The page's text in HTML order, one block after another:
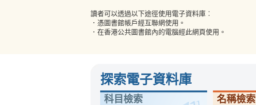
讀者可以透過以下途徑使用電子資料庫︰
．憑圖書館帳戶經互聯網使用。
．在香港公共圖書館內的電腦經此網頁使用。
探索電子資料庫
科目檢索 名稱檢索